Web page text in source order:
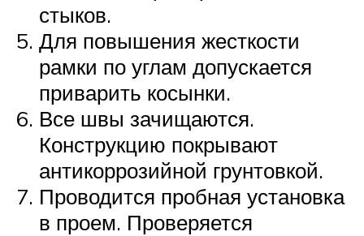
стыков.
Для повышения жесткости
рамки по углам допускается
приварить косынки.
Все швы зачищаются.
Конструкцию покрывают
антикоррозийной грунтовкой.
Проводится пробная установка
в проем. Проверяется